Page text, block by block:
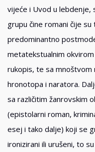
vijeće i Uvod u lebdenje,
grupu čine romani čije
predominantno
metatekstualnim
rukopis, te sa mnoštvom
hronotopa i naratora.
sa različitim žanrovskim
(epistolarni roman,
esej i tako dalje) koji se
ironizirani ili urušeni, to